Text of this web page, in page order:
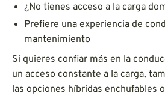
¿No tienes acceso a la carga
Prefiere una experiencia de
mantenimiento
Si quieres confiar más en la
un acceso constante a la carga,
las opciones híbridas enchufables